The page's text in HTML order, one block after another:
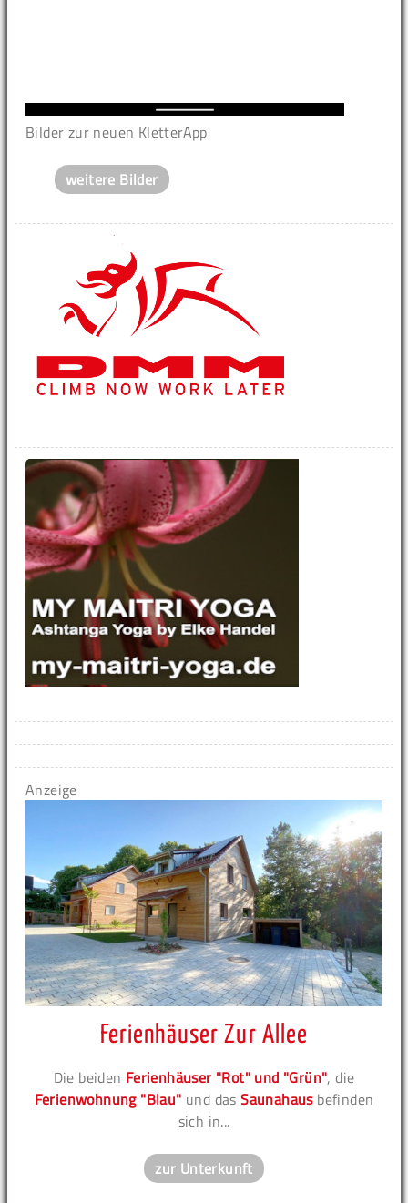
Bilder zur neuen KletterApp
weitere Bilder
Anzeige
Ferienhäuser Zur Allee
Die beiden Ferienhäuser "Rot" und "Grün", die
Ferienwohnung "Blau" und dasSaunahausbefinden
sich in...
zur Unterkunft